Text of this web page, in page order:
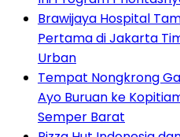
Brawijaya Hospital
Pertama di Jakarta
Urban
Tempat Nongkrong
Ayo Buruan ke
Semper Barat